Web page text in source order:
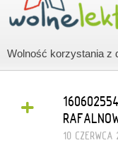
Wolność korzystania z
+
10 CZERWCA